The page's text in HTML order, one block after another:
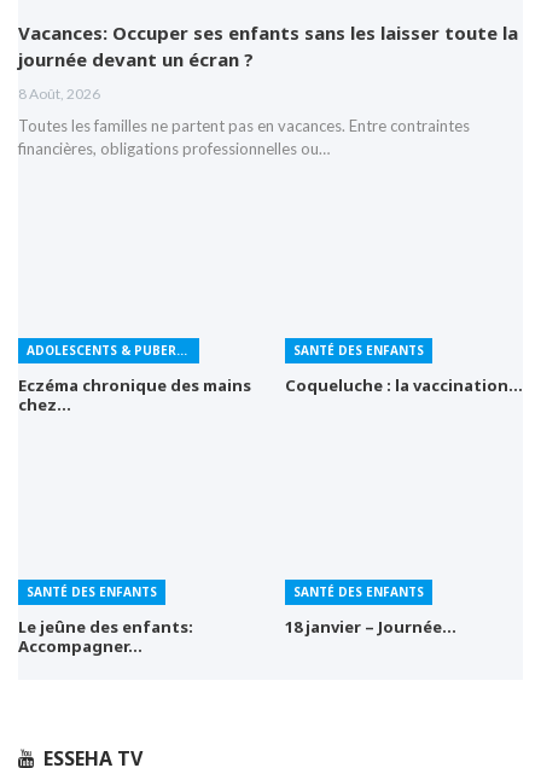
Vacances: Occuper ses enfants sans les laisser toute la
journée devant un écran ?
8 Août, 2026
Toutes les familles ne partent pas en vacances. Entre contraintes
financières, obligations professionnelles ou…
ADOLESCENTS & PUBERTÉ
Eczéma chronique des mains
chez…
SANTÉ DES ENFANTS
Coqueluche : la vaccination…
SANTÉ DES ENFANTS
Le jeûne des enfants:
Accompagner…
SANTÉ DES ENFANTS
18 janvier – Journée…
ESSEHA TV